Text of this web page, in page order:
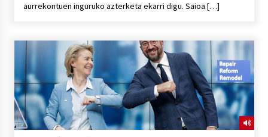
aurrekontuen inguruko azterketa ekarri digu. Saioa […]